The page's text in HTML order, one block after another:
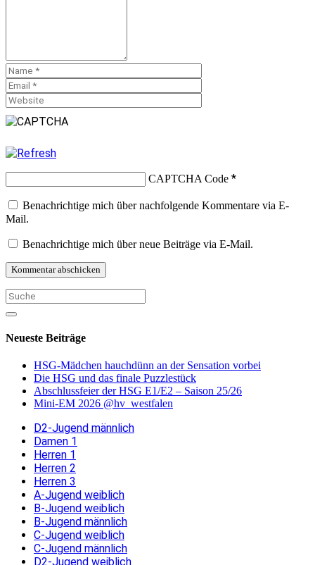
CAPTCHA Code *
Benachrichtige mich über nachfolgende Kommentare via E-
Mail.
Benachrichtige mich über neue Beiträge via E-Mail.
Neueste Beiträge
HSG-Mädchen hauchdünn an der Sensation vorbei
Die HSG und das finale Puzzlestück
Abschlussfeier der HSG E1/E2 – Saison 25/26
Mini-EM 2026 @hv_westfalen
D2-Jugend männlich
Damen 1
Herren 1
Herren 2
Herren 3
A-Jugend weiblich
B-Jugend weiblich
B-Jugend männlich
C-Jugend weiblich
C-Jugend männlich
D2-Jugend weiblich